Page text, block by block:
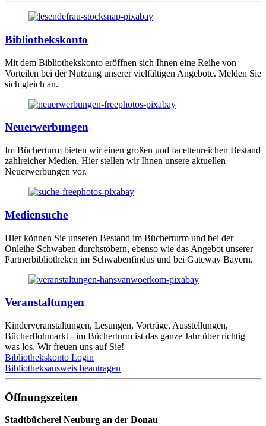
Bibliothekskonto
Mit dem Bibliothekskonto eröffnen sich Ihnen eine Reihe von
Vorteilen bei der Nutzung unserer vielfältigen Angebote. Melden Sie
sich gleich an.
Neuerwerbungen
Im Bücherturm bieten wir einen großen und facettenreichen Bestand
zahlreicher Medien. Hier stellen wir Ihnen unsere aktuellen
Neuerwerbungen vor.
Mediensuche
Hier können Sie unseren Bestand im Bücherturm und bei der
Onleihe Schwaben durchstöbern, ebenso wie das Angebot unserer
Partnerbibliotheken im Schwabenfindus und bei Gateway Bayern.
Veranstaltungen
Kinderveranstaltungen, Lesungen, Vorträge, Ausstellungen,
Bücherflohmarkt - im Bücherturm ist das ganze Jahr über richtig
was los. Wir freuen uns auf Sie!
Bibliothekskonto Login
Bibliotheksausweis beantragen
Öffnungszeiten
Stadtbücherei Neuburg an der Donau